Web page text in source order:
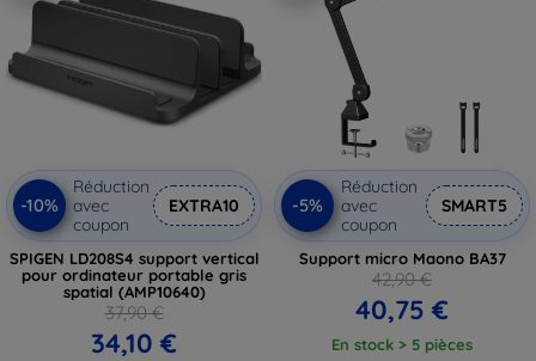
-10%
Réduction
avec
coupon
EXTRA10
SPIGEN LD208S4 support vertical
pour ordinateur portable gris
spatial (AMP10640)
37,90 €
34,10 €
-5%
Réduction
avec
coupon
SMART5
Support micro Maono BA37
42,90 €
40,75 €
En stock > 5 pièces